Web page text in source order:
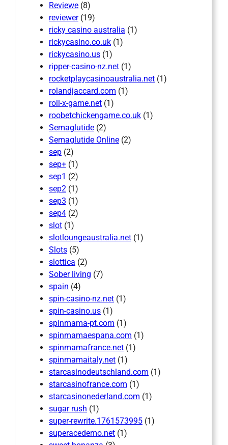
Reviewe (8)
reviewer(19)
ricky casino australia (1)
rickycasino.co.uk (1)
rickycasino.us (1)
ripper-casino-nz.net (1)
rocketplaycasinoaustralia.net (1)
rolandjaccard.com (1)
roll-x-game.net (1)
roobetchickengame.co.uk (1)
Semaglutide (2)
Semaglutide Online (2)
sep (2)
sep+ (1)
sep1 (2)
sep2 (1)
sep3 (1)
sep4 (2)
slot (1)
slotloungeaustralia.net (1)
Slots (5)
slottica (2)
Sober living (7)
spain (4)
spin-casino-nz.net (1)
spin-casino.us (1)
spinmama-pt.com (1)
spinmamaespana.com (1)
spinmamafrance.net (1)
spinmamaitaly.net (1)
starcasinodeutschland.com (1)
starcasinofrance.com (1)
starcasinonederland.com (1)
sugar rush (1)
super-rewrite.1761573995 (1)
superacedemo.net (1)